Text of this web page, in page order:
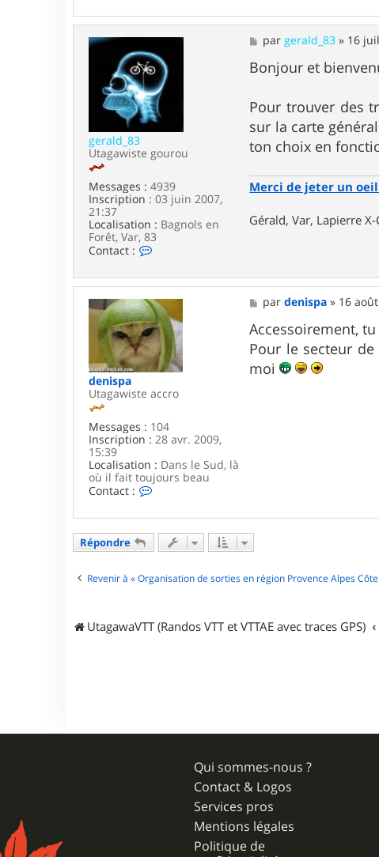
gerald_83
Utagawiste gourou
Messages : 4939
Inscription : 03 juin 2007,
21:37
Localisation : Bagnols en
Forêt, Var, 83
Contact :
t
a
c
t
e
r
g
e
r
a
d
_
3
M
e
s
s
g
e
par gerald_83 » 16
Bonjour et
Pour trouver des
sur la carte
ton choix en
Merci de jeter un
Gérald, Var, Lapierre
denispa
Utagawiste accro
Messages : 104
Inscription : 28 avr. 2009,
15:39
Localisation : Dans le Sud, là
où il fait toujours beau
Contact :
n
c
e
n
M
e
s
s
a
g
e
pardenispa » 16
Accessoirement,
Pour le secteur
moi
Répondre
Revenir à « Organisation de sorties en région Provence Alpes
UtagawaVTT (Randos VTT et VTTAE avec traces GPS)
Qui sommes-nous ?
Contact & Logos
Services pros
Mentions légales
Politique de